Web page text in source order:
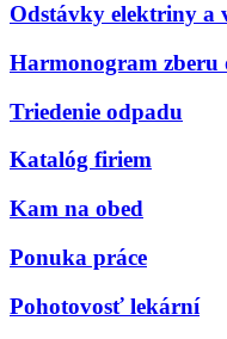
Odstávky elektriny a
Harmonogram zberu
Triedenie odpadu
Katalóg firiem
Kam na obed
Ponuka práce
Pohotovosť lekární